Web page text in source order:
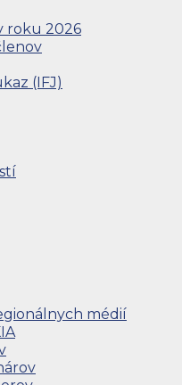
roku 2026
(IFJ)
médií